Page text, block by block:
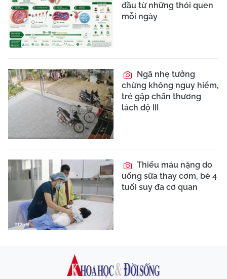
đầu từ những thói quen
mỗi ngày
Ngã nhẹ tưởng
chừng không nguy hiểm,
trẻ gặp chấn thương
lách độ III
Thiếu máu nặng do
uống sữa thay cơm, bé 4
tuổi suy đa cơ quan